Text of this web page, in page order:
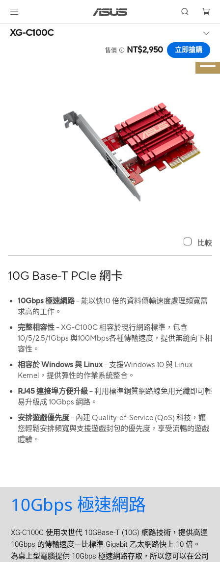
XG-C100C
售價 NT$2,950 立即搶購
10G Base-T PCIe 網卡
10Gbps 極速網路– 能以快10 倍的資料傳輸速度處理頻寬需
求高的工作。
完整相容性– XG-C100C 相容於現行網路標準，包含
10/5/2.5/1Gbps 與100Mbps各種傳輸速度，提供無縫向下相
容性。
相容於 Windows 與 Linux– 支援Windows 10 與 Linux
Kernel，提供彈性的作業系統整合。
RJ45 連接埠方便升級– 利用標準銅質網路線免用光纖即可輕
易升級成 10Gbps 網路。
安排遊戲優先度– 內建 Quality-of-Service (QoS) 科技，讓
您輕鬆安排頻寬與支援遊戲封包的優先度，享受流暢的遊戲
體驗。
比較
10Gbps 極速網路
XG-C100C 使用次世代 10GBase-T (10G) 網路技術，提供高達
10Gbps 的傳輸速度－比標準 Gigabit 乙太網路快上 10 倍。
為桌上型電腦提供 10Gbps 極速網路存取，所以您可以在公司